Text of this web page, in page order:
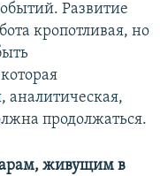
Развитие
кропотливая, но
аналитическая,
продолжаться.
живущим в